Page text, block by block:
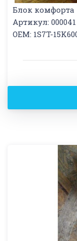
Блок комфорта
Артикул: 000041
OEM: 1S7T-